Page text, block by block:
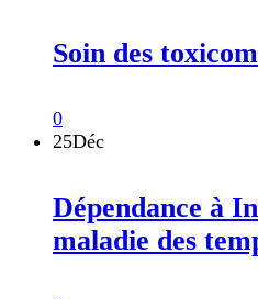
Soin des
0
25Déc
Dépendance à
maladie des